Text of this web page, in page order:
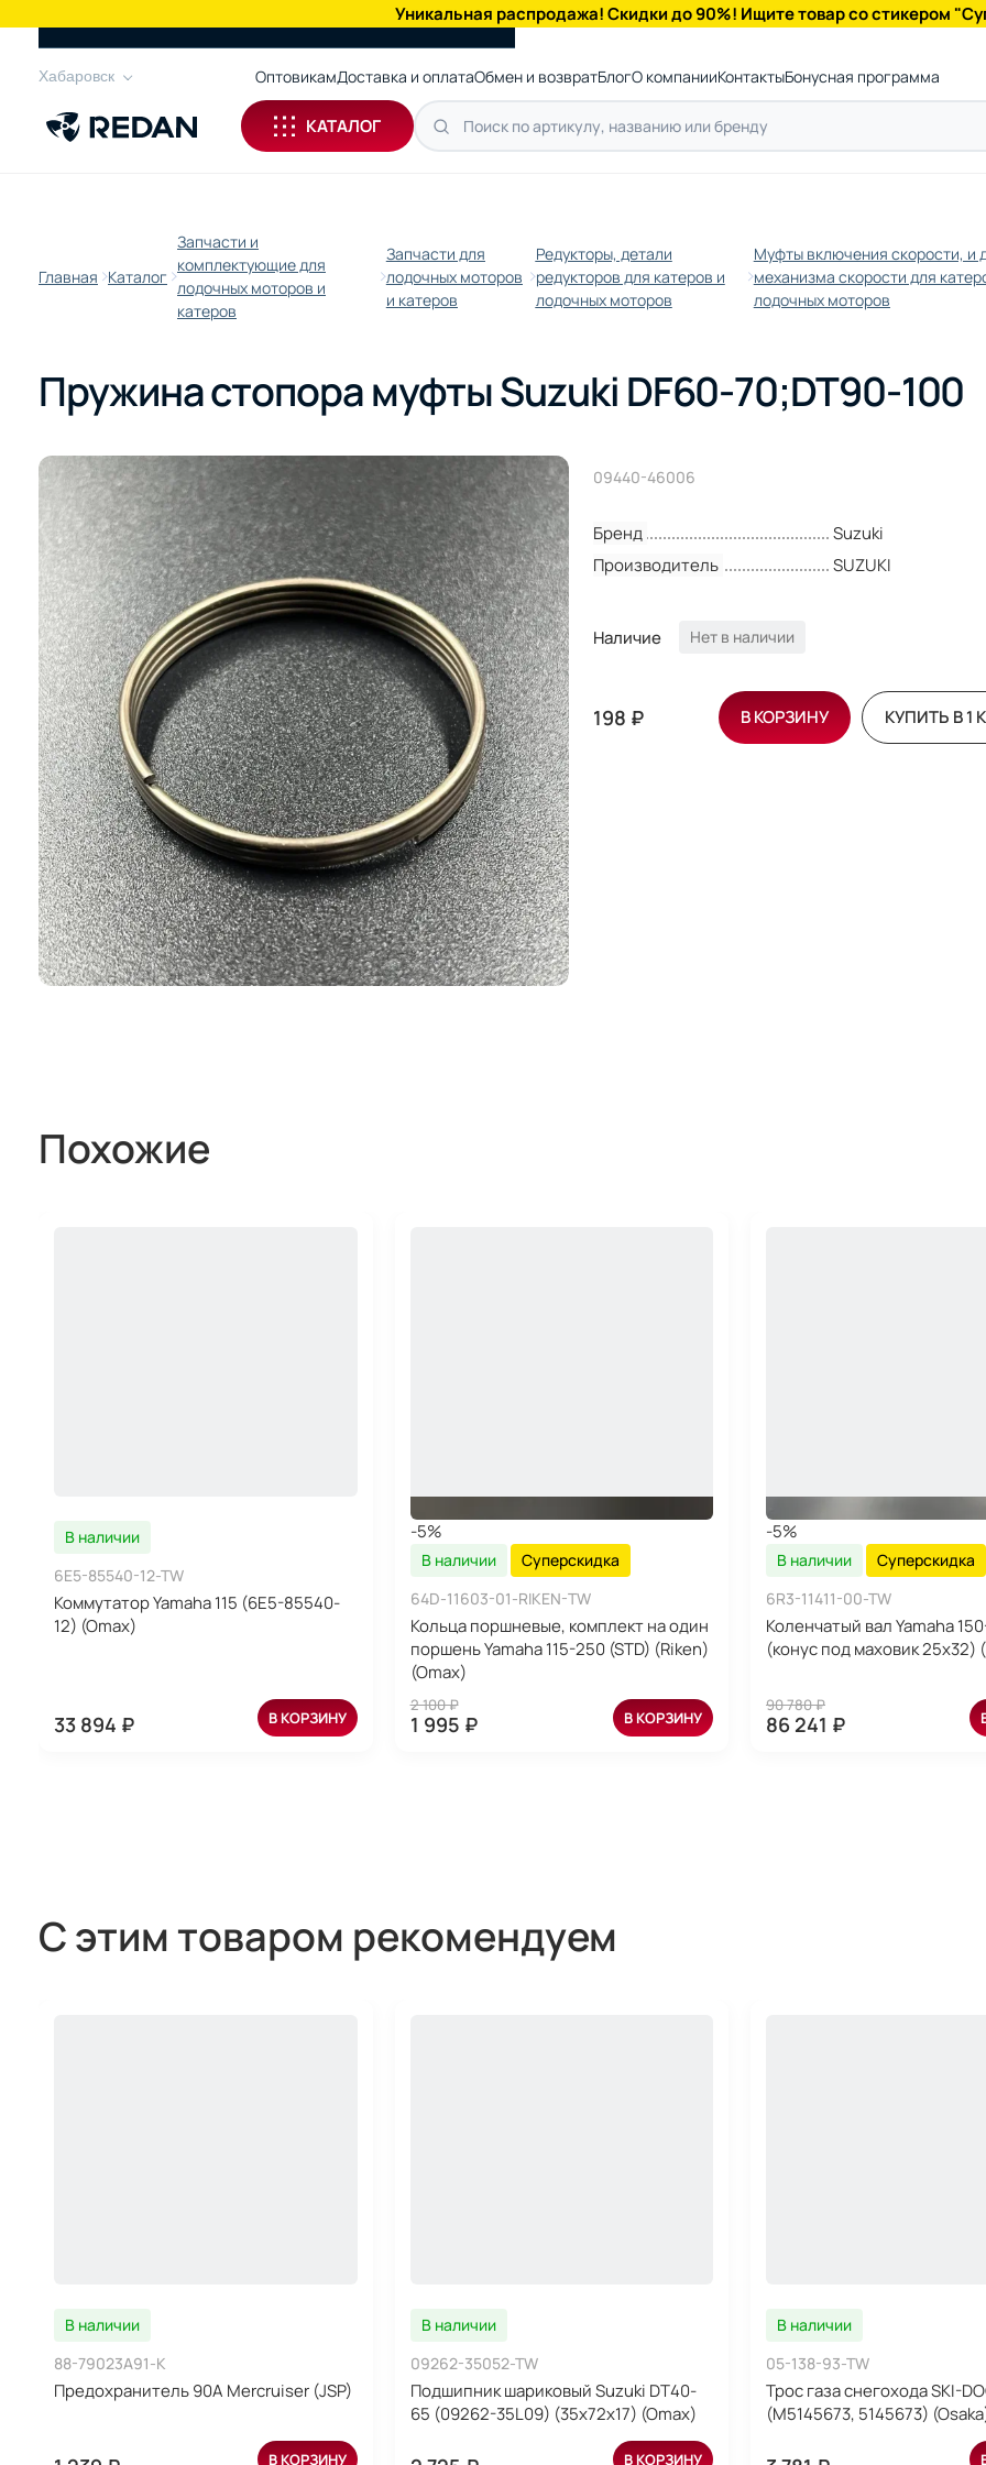
Уникальная распродажа! Скидки до 90%! Ищите товар со стикером
Хабаровск ОптовикамДоставка и оплатаОбмен и возвратБлогО компанииКонтактыБонусная программа
КАТАЛОГ
Главная Каталог
Запчасти и
комплектующие для
лодочных моторов и
катеров
Запчасти для
лодочных моторов
и катеров
Редукторы, детали
редукторов для катеров и
лодочных моторов
Муфты включения скорости, и
механизма скорости для
лодочных моторов
Пружина стопора муфты Suzuki DF60-70;DT90-100
09440-46006
Бренд
Suzuki
Производитель
SUZUKI
Наличие Нет в наличии
198 ₽ В КОРЗИНУ КУПИТЬ В 1
Похожие
В наличии
6E5-85540-12-TW
Коммутатор Yamaha 115 (6E5-85540-
12) (Omax)
33 894 ₽ В КОРЗИНУ
-5%
В наличии
Суперскидка
64D-11603-01-RIKEN-TW
Кольца поршневые, комплект на один
поршень Yamaha 115-250 (STD) (Riken)
(Omax)
2 100 ₽
1 995 ₽ В КОРЗИНУ
-5%
В наличии
Суперскидка
6R3-11411-00-TW
Коленчатый вал Yamaha
(конус под маховик 25х32)
90 780 ₽
86 241 ₽
С этим товаром рекомендуем
В наличии
88-79023A91-K
Предохранитель 90А Mercruiser (JSP)
В КОРЗИНУ
В наличии
09262-35052-TW
Подшипник шариковый Suzuki DT40-
65 (09262-35L09) (35x72x17) (Omax)
В КОРЗИНУ
В наличии
05-138-93-TW
Трос газа снегохода SKI-
(M5145673, 5145673)